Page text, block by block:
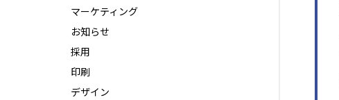
マーケティング
お知らせ
採用
印刷
デザイン